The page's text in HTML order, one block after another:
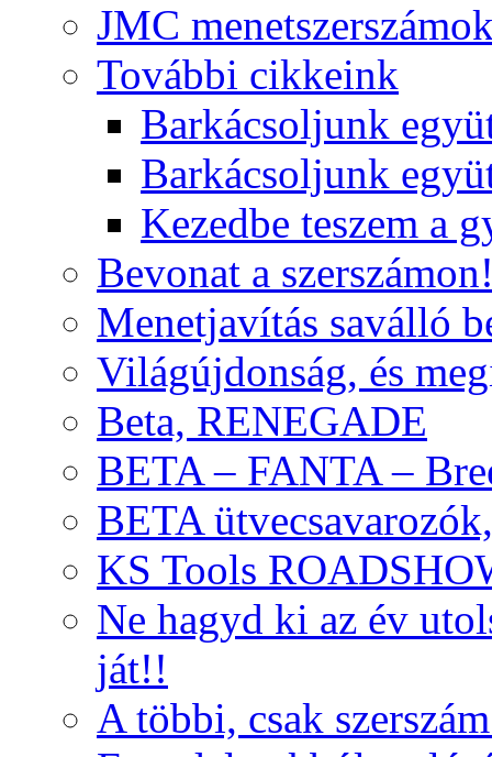
JMC
További cikkeink
Barkácsoljunk
Barkácsoljunk
Kezedbe teszem a
Bevonat a
Menetjavítás saválló
Világújdonság, és
Beta, RENEGADE
BETA – FANTA –
BETA
KS Tools
Ne hagyd ki az év
ját!!
A többi, csak